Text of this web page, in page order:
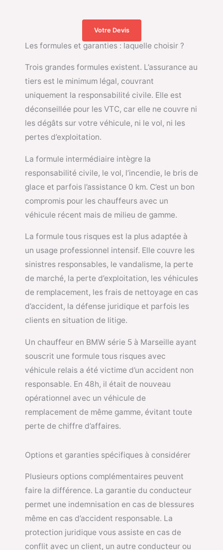
Votre Devis
Les formules et garanties : laquelle choisir ?
Trois grandes formules existent. L’assurance au
tiers est le minimum légal, couvrant
uniquement la responsabilité civile. Elle est
déconseillée pour les VTC, car elle ne couvre ni
les dégâts sur votre véhicule, ni le vol, ni les
pertes d’exploitation.
La formule intermédiaire intègre la
responsabilité civile, le vol, l’incendie, le bris de
glace et parfois l’assistance 0 km. C’est un bon
compromis pour les chauffeurs avec un
véhicule récent mais de milieu de gamme.
La formule tous risques est la plus adaptée à
un usage professionnel intensif. Elle couvre les
sinistres responsables, le vandalisme, la perte
de marché, la perte d’exploitation, les véhicules
de remplacement, les frais de nettoyage en cas
d’accident, la défense juridique et parfois les
clients en situation de litige.
Un chauffeur en BMW série 5 à Marseille ayant
souscrit une formule tous risques avec
véhicule relais a été victime d’un accident non
responsable. En 48h, il était de nouveau
opérationnel avec un véhicule de
remplacement de même gamme, évitant toute
perte de chiffre d’affaires.
Options et garanties spécifiques à considérer
Plusieurs options complémentaires peuvent
faire la différence. La garantie du conducteur
permet une indemnisation en cas de blessures
même en cas d’accident responsable. La
protection juridique vous assiste en cas de
conflit avec un client, un autre conducteur ou